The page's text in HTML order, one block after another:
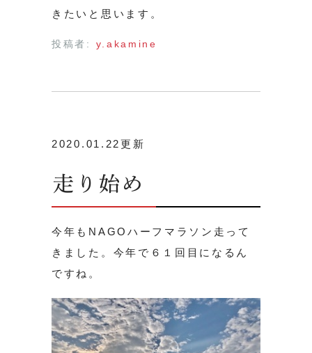
きたいと思います。
投稿者: y.akamine
2020.01.22更新
走り始め
今年もNAGOハーフマラソン走って
きました。今年で６１回目になるん
ですね。